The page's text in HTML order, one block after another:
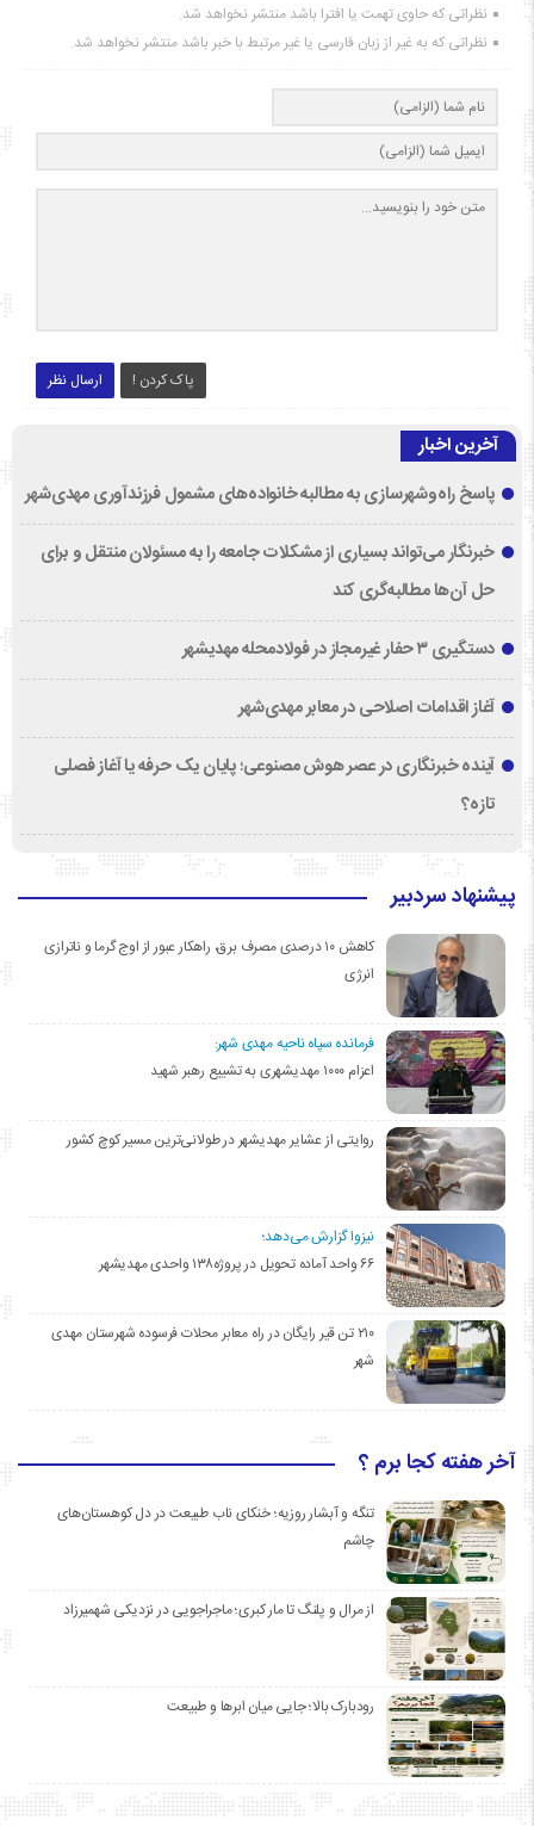
نظراتی که حاوی تهمت یا افترا باشد منتشر نخواهد شد.
نظراتی که به غیر از زبان فارسی یا غیر مرتبط با خبر باشد منتشر نخواهد شد.
ارسال نظر پاک کردن !
آخرین اخبار
پاسخ راه‌وشهرسازی به مطالبه خانواده‌های مشمول فرزندآوری مهدی‌شهر
خبرنگار می‌تواند بسیاری از مشکلات جامعه را به مسئولان منتقل و برای
حل آن‌ها مطالبه‌گری کند
دستگیری ۳ حفار غیرمجاز در فولادمحله مهدیشهر
آغاز اقدامات اصلاحی در معابر مهدی‌شهر
آینده خبرنگاری در عصر هوش مصنوعی؛ پایان یک حرفه یا آغاز فصلی
تازه؟
پیشنهاد سردبیر
کاهش ۱۰ درصدی مصرف برق، راهکار عبور از اوج گرما و ناترازی
انرژی
فرمانده سپاه ناحیه مهدی شهر:
اعزام ۱۰۰۰ مهدیشهری به تشییع رهبر شهید
روایتی از عشایر مهدیشهر در طولانی‌ترین مسیر کوچ کشور
نیزوا گزارش می‌دهد؛
۶۶ واحد آماده تحویل در پروژه۱۳۸ واحدی مهدیشهر
۲۱۰ تن قیر رایگان در راه معابر محلات فرسوده شهرستان مهدی
شهر
آخر هفته کجا برم ؟
تنگه و آبشار روزیه؛ خنکای ناب طبیعت در دل کوهستان‌های
چاشم
از مرال و پلنگ تا مار کبری؛ ماجراجویی در نزدیکی شهمیرزاد
رودبارک بالا؛ جایی میان ابرها و طبیعت